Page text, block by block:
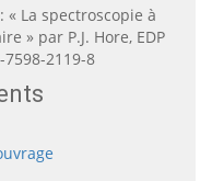
La spectroscopie à
» par P.J. Hore, EDP
7598-2119-8